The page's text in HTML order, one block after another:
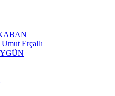
Erçallı